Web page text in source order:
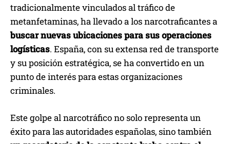
tradicionalmente vinculados al tráfico de
metanfetaminas, ha llevado a los narcotraficantes a
buscar nuevas ubicaciones para sus operaciones
logísticas. España, con su extensa red de transporte
y su posición estratégica, se ha convertido en un
punto de interés para estas organizaciones
criminales.
Este golpe al narcotráfico no solo representa un
éxito para las autoridades españolas, sino también